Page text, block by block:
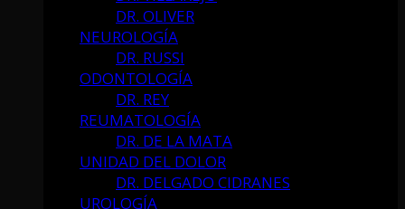
DR. OLIVER
NEUROLOGÍA
DR. RUSSI
ODONTOLOGÍA
DR. REY
REUMATOLOGÍA
DR. DE LA MATA
UNIDAD DEL DOLOR
DR. DELGADO CIDRANES
UROLOGÍA